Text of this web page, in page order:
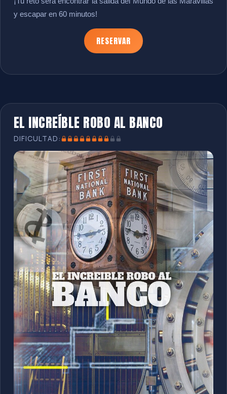
y escapar en 60 minutos!
RESERVAR
EL INCREÍBLE ROBO AL BANCO
DIFICULTAD: